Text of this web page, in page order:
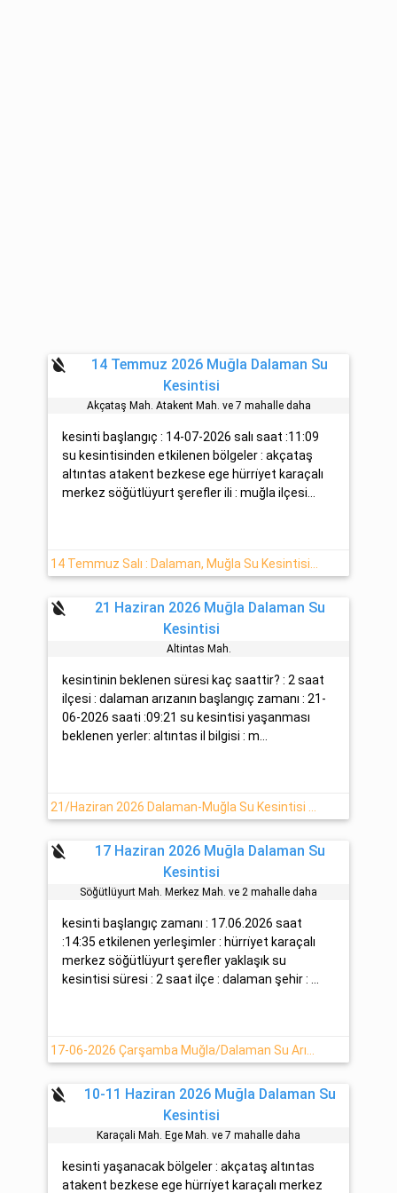
format_color_reset
14 Temmuz 2026 Muğla Dalaman Su
Kesintisi
Akçataş Mah. Atakent Mah. ve 7 mahalle daha
kesinti başlangıç : 14-07-2026 salı saat :11:09
su kesintisinden etkilenen bölgeler : akçataş
altıntas atakent bezkese ege hürri̇yet karaçalı
merkez söğütlüyurt şerefler ili : muğla ilçesi...
format_color_reset
21 Haziran 2026 Muğla Dalaman Su
Kesintisi
Altintas Mah.
kesintinin beklenen süresi kaç saattir? : 2 saat
ilçesi : dalaman arızanın başlangıç zamanı : 21-
06-2026 saati :09:21 su kesintisi yaşanması
beklenen yerler: altıntas il bilgisi : m...
format_color_reset
17 Haziran 2026 Muğla Dalaman Su
Kesintisi
Söğütlüyurt Mah. Merkez Mah. ve 2 mahalle daha
kesinti başlangıç zamanı : 17.06.2026 saat
:14:35 etkilenen yerleşimler : hürri̇yet karaçalı
merkez söğütlüyurt şerefler yaklaşık su
kesintisi süresi : 2 saat ilçe : dalaman şehir : ...
format_color_reset
10-11 Haziran 2026 Muğla Dalaman Su
Kesintisi
Karaçali Mah. Ege Mah. ve 7 mahalle daha
kesinti yaşanacak bölgeler : akçataş altıntas
atakent bezkese ege hürri̇yet karaçalı merkez